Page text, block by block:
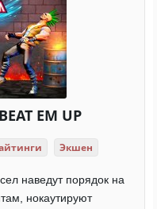
EM UP
Экшен
наведут порядок на
нокаутируют